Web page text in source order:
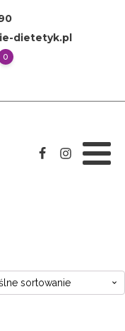
dietetyk.pl
0